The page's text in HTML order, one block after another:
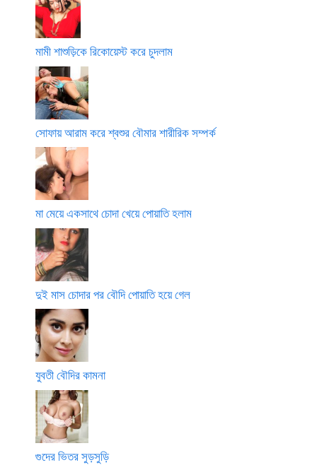
মামী শাশুড়িকে রিকোয়েস্ট করে চুদলাম
সোফায় আরাম করে শ্বশুর বৌমার শারীরিক সম্পর্ক
মা মেয়ে একসাথে চোদা খেয়ে পোয়াতি হলাম
দুই মাস চোদার পর বৌদি পোয়াতি হয়ে গেল
যুবতী বৌদির কামনা
গুদের ভিতর সুড়সুড়ি